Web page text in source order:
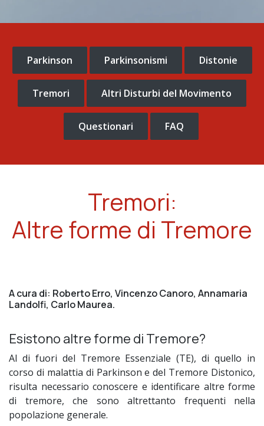
Parkinson Parkinsonismi Distonie
Tremori Altri Disturbi del Movimento
Questionari FAQ
Tremori:
Altre forme di Tremore
A cura di: Roberto Erro, Vincenzo Canoro, Annamaria
Landolfi, Carlo Maurea.
Esistono altre forme di Tremore?
Al di fuori del Tremore Essenziale (TE), di quello in
corso di malattia di Parkinson e del Tremore Distonico,
risulta necessario conoscere e identificare altre forme
di tremore, che sono altrettanto frequenti nella
popolazione generale.